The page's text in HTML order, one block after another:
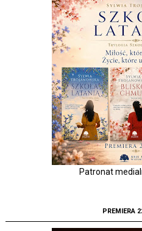
Patronat
PREMIERA